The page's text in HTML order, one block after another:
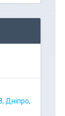
Дніпро,